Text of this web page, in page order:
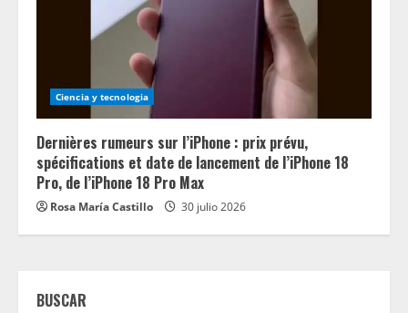
Ciencia y tecnologia
Dernières rumeurs sur l’iPhone : prix prévu,
spécifications et date de lancement de l’iPhone 18
Pro, de l’iPhone 18 Pro Max
Rosa María Castillo 30 julio 2026
BUSCAR